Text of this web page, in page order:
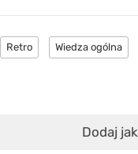
Retro Wiedza ogólna
Dodaj